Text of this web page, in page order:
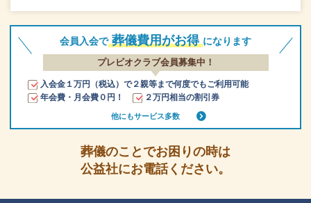
会員入会で 葬儀費用がお得 になります
プレビオクラブ会員募集中！
入会金１万円（税込）で２親等まで何度でもご利用可能
年会費・月会費０円！
２万円相当の割引券
他にもサービス多数
葬儀のことでお困りの時は
公益社にお電話ください。